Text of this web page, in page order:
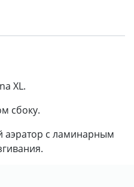
XL.
сбоку.
с ламинарным